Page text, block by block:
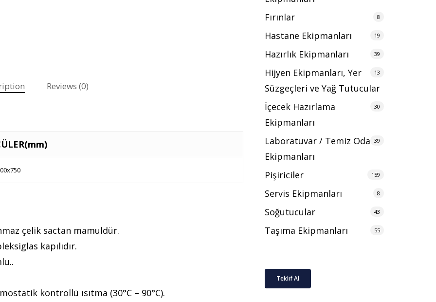
Reviews (0)
çelik sactan mamuldür.
kapılıdır.
kontrollü ısıtma (30°C – 90°C).
Fırınlar 8
Hastane Ekipmanları 19
Hazırlık Ekipmanları 39
Hijyen Ekipmanları, Yer
Süzgeçleri ve Yağ Tutucular
13
İçecek Hazırlama
Ekipmanları
30
Laboratuvar / Temiz Oda
Ekipmanları
39
Pişiriciler 159
Servis Ekipmanları 8
Soğutucular 43
Taşıma Ekipmanları 55
Teklif Al